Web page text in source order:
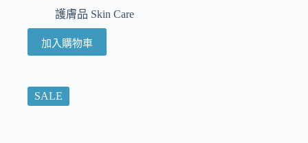
護膚品 Skin Care
加入購物車
SALE